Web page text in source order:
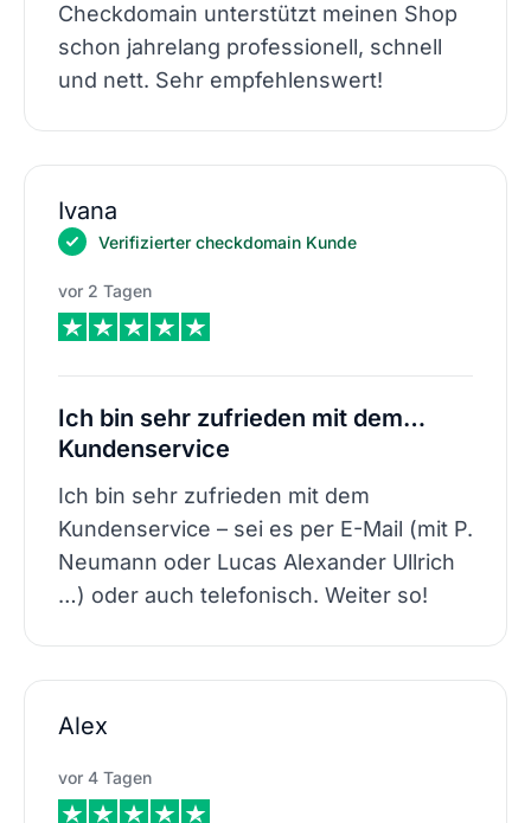
Checkdomain unterstützt meinen Shop
schon jahrelang professionell, schnell
und nett. Sehr empfehlenswert!
Ivana
Verifizierter checkdomain Kunde
vor 2 Tagen
Ich bin sehr zufrieden mit dem…
Kundenservice
Ich bin sehr zufrieden mit dem
Kundenservice – sei es per E-Mail (mit P.
Neumann oder Lucas Alexander Ullrich
…) oder auch telefonisch. Weiter so!
Alex
vor 4 Tagen